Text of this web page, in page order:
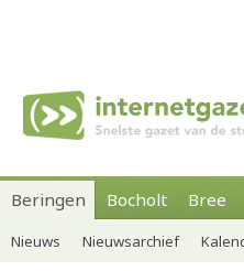
Beringen Bocholt Bree
Nieuws Nieuwsarchief